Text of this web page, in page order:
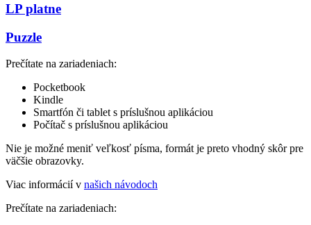
LP platne
Puzzle
Prečítate na zariadeniach:
Pocketbook
Kindle
Smartfón či tablet s príslušnou aplikáciou
Počítač s príslušnou aplikáciou
Nie je možné meniť veľkosť písma, formát je preto vhodný skôr pre
väčšie obrazovky.
Viac informácií v našich návodoch
Prečítate na zariadeniach: